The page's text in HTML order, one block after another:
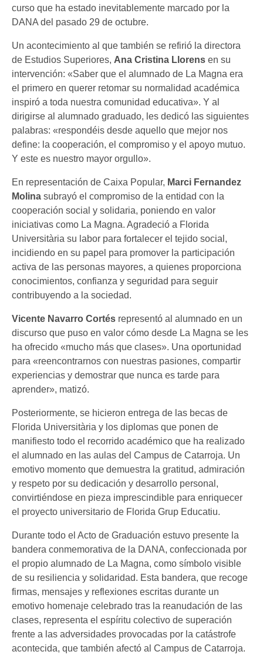
curso que ha estado inevitablemente marcado por la
DANA del pasado 29 de octubre.
Un acontecimiento al que también se refirió la directora
de Estudios Superiores, Ana Cristina Llorens en su
intervención: «Saber que el alumnado de La Magna era
el primero en querer retomar su normalidad académica
inspiró a toda nuestra comunidad educativa». Y al
dirigirse al alumnado graduado, les dedicó las siguientes
palabras: «respondéis desde aquello que mejor nos
define: la cooperación, el compromiso y el apoyo mutuo.
Y este es nuestro mayor orgullo».
En representación de Caixa Popular, Marci Fernandez
Molina subrayó el compromiso de la entidad con la
cooperación social y solidaria, poniendo en valor
iniciativas como La Magna. Agradeció a Florida
Universitària su labor para fortalecer el tejido social,
incidiendo en su papel para promover la participación
activa de las personas mayores, a quienes proporciona
conocimientos, confianza y seguridad para seguir
contribuyendo a la sociedad.
Vicente Navarro Cortés representó al alumnado en un
discurso que puso en valor cómo desde La Magna se les
ha ofrecido «mucho más que clases». Una oportunidad
para «reencontrarnos con nuestras pasiones, compartir
experiencias y demostrar que nunca es tarde para
aprender», matizó.
Posteriormente, se hicieron entrega de las becas de
Florida Universitària y los diplomas que ponen de
manifiesto todo el recorrido académico que ha realizado
el alumnado en las aulas del Campus de Catarroja. Un
emotivo momento que demuestra la gratitud, admiración
y respeto por su dedicación y desarrollo personal,
convirtiéndose en pieza imprescindible para enriquecer
el proyecto universitario de Florida Grup Educatiu.
Durante todo el Acto de Graduación estuvo presente la
bandera conmemorativa de la DANA, confeccionada por
el propio alumnado de La Magna, como símbolo visible
de su resiliencia y solidaridad. Esta bandera, que recoge
firmas, mensajes y reflexiones escritas durante un
emotivo homenaje celebrado tras la reanudación de las
clases, representa el espíritu colectivo de superación
frente a las adversidades provocadas por la catástrofe
acontecida, que también afectó al Campus de Catarroja.